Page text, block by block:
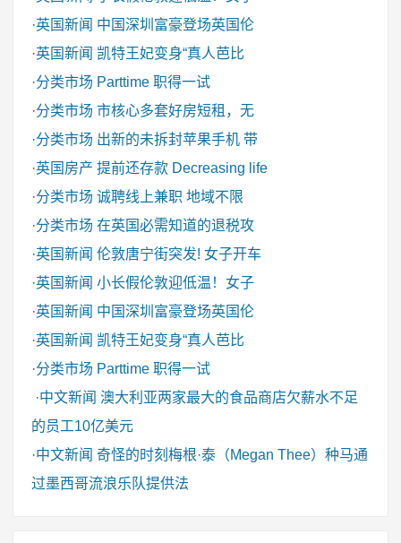
·英国新闻 中国深圳富豪登场英国伦
·英国新闻 凯特王妃变身“真人芭比
·分类市场 Parttime 职得一试
·分类市场 市核心多套好房短租，无
·分类市场 出新的未拆封苹果手机 带
·英国房产 提前还存款 Decreasing life
·分类市场 诚聘线上兼职 地域不限
·分类市场 在英国必需知道的退税攻
·英国新闻 伦敦唐宁街突发! 女子开车
·英国新闻 小长假伦敦迎低温！女子
·英国新闻 中国深圳富豪登场英国伦
·英国新闻 凯特王妃变身“真人芭比
·分类市场 Parttime 职得一试
·中文新闻 澳大利亚两家最大的食品商店欠薪水不足
的员工10亿美元
·中文新闻 奇怪的时刻梅根·泰（Megan Thee）种马通
过墨西哥流浪乐队提供法